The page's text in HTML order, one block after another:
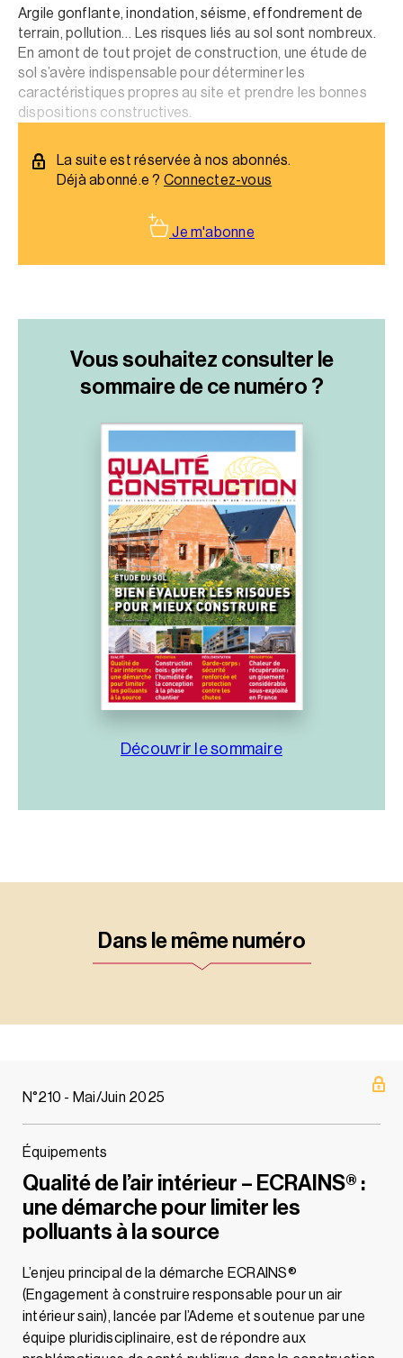
Argile gonflante, inondation, séisme, effondrement de
terrain, pollution… Les risques liés au sol sont nombreux.
En amont de tout projet de construction, une étude de
sol s’avère indispensable pour déterminer les
caractéristiques propres au site et prendre les bonnes
dispositions constructives.
La suite est réservée à nos abonnés.
Déjà abonné.e ? Connectez-vous
Je m'abonne
Vous souhaitez consulter le
sommairede ce numéro ?
Découvrir le sommaire
Dans le même numéro
N°210 - Mai/Juin 2025
Équipements
Qualité de l’air intérieur – ECRAINS® :
une démarche pour limiter les
polluants à la source
L’enjeu principal de la démarche ECRAINS®
(Engagement à construire responsable pour un air
intérieur sain), lancée par l’Ademe et soutenue par une
équipe pluridisciplinaire, est de répondre aux